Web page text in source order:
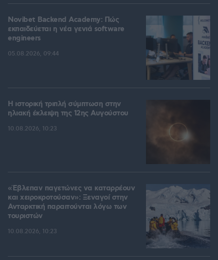
Novibet Backend Academy: Πώς
εκπαιδεύεται η νέα γενιά software
engineers
05.08.2026, 09:44
Η ιστορική τριπλή σύμπτωση στην
ηλιακή έκλειψη της 12ης Αυγούστου
10.08.2026, 10:23
«Έβλεπαν παγετώνες να καταρρέουν
και χειροκροτούσαν»: Ξεναγοί στην
Ανταρκτική παραιτούνται λόγω των
τουριστών
10.08.2026, 10:23